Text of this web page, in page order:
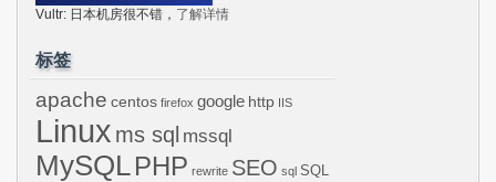
Vultr: 日本机房很不错， 了解详情
标签
apache centos firefox google http IIS
Linux ms sql mssql
MySQLPHP rewrite SEO sql SQL